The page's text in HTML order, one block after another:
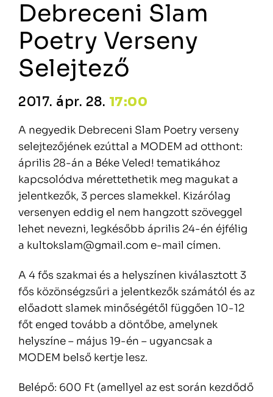
Debreceni Slam
Poetry Verseny
Selejtező
2017. ápr. 28. 17:00
A negyedik Debreceni Slam Poetry verseny
selejtezőjének ezúttal a MODEM ad otthont:
április 28-án a Béke Veled! tematikához
kapcsolódva mérettethetik meg magukat a
jelentkezők, 3 perces slamekkel. Kizárólag
versenyen eddig el nem hangzott szöveggel
lehet nevezni, legkésőbb április 24-én éjfélig
a kultokslam@gmail.com e-mail címen.
A 4 fős szakmai és a helyszínen kiválasztott 3
fős közönségzsűri a jelentkezők számától és az
előadott slamek minőségétől függően 10-12
főt enged tovább a döntőbe, amelynek
helyszíne – május 19-én – ugyancsak a
MODEM belső kertje lesz.
Belépő: 600 Ft (amellyel az est során kezdődő